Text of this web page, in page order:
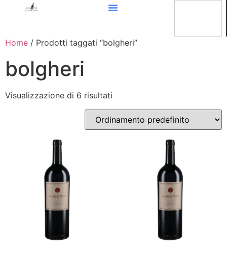
Home / Prodotti taggati “bolgheri”
bolgheri
Visualizzazione di 6 risultati